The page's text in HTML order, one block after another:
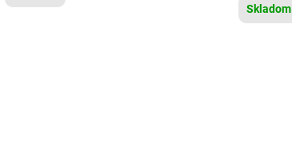
Skladom